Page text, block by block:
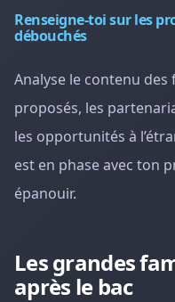
Renseigne-toi sur les
débouchés
Analyse le contenu
proposés, les
les opportunités à
est en phase avec ton
épanouir.
Les grandes
après le bac